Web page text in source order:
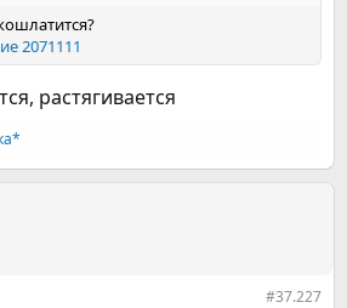
2071111
растягивается
#37.227